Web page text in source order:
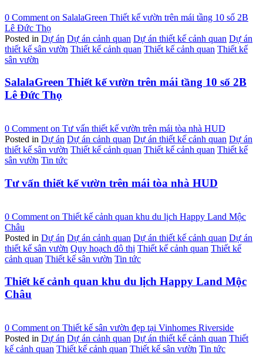
0 Comment on SalalaGreen Thiết kế vườn trên mái tầng 10 số 2B
Lê Đức Thọ
Posted in Dự án Dự án cảnh quan Dự án thiết kế cảnh quan Dự án
thiết kế sân vườn Thiết kế cảnh quan Thiết kế cảnh quan Thiết kế
sân vườn
SalalaGreen Thiết kế vườn trên mái tầng 10 số 2B
Lê Đức Thọ
0 Comment on Tư vấn thiết kế vườn trên mái tòa nhà HUD
Posted in Dự án Dự án cảnh quan Dự án thiết kế cảnh quan Dự án
thiết kế sân vườn Thiết kế cảnh quan Thiết kế cảnh quan Thiết kế
sân vườn Tin tức
Tư vấn thiết kế vườn trên mái tòa nhà HUD
0 Comment on Thiết kế cảnh quan khu du lịch Happy Land Mộc
Châu
Posted in Dự án Dự án cảnh quan Dự án thiết kế cảnh quan Dự án
thiết kế sân vườn Quy hoạch đô thị Thiết kế cảnh quan Thiết kế
cảnh quan Thiết kế sân vườn Tin tức
Thiết kế cảnh quan khu du lịch Happy Land Mộc
Châu
0 Comment on Thiết kế sân vườn đẹp tại Vinhomes Riverside
Posted in Dự án Dự án cảnh quan Dự án thiết kế cảnh quan Thiết
kế cảnh quan Thiết kế cảnh quan Thiết kế sân vườn Tin tức